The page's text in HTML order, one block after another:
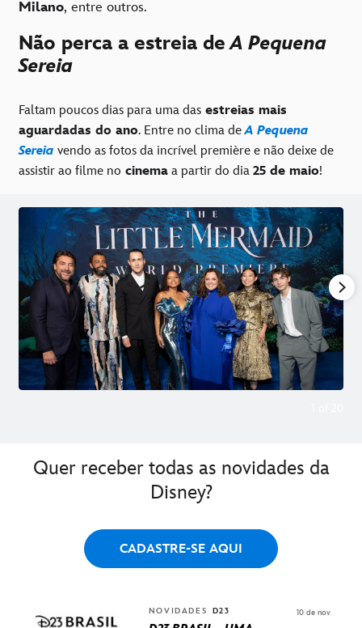
Milano, entre outros.
Não perca a estreia deA Pequena
Sereia
Faltam poucos dias para uma das estreias mais
aguardadas do ano. Entre no clima deA Pequena
Sereia vendo as fotos da incrível première e não deixe de
assistir ao filme no cinema a partir do dia 25 de maio!
Quer receber todas as novidades da
Disney?
CADASTRE-SE AQUI
NOVIDADES D23 10 de nov